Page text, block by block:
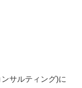
サルティング)に